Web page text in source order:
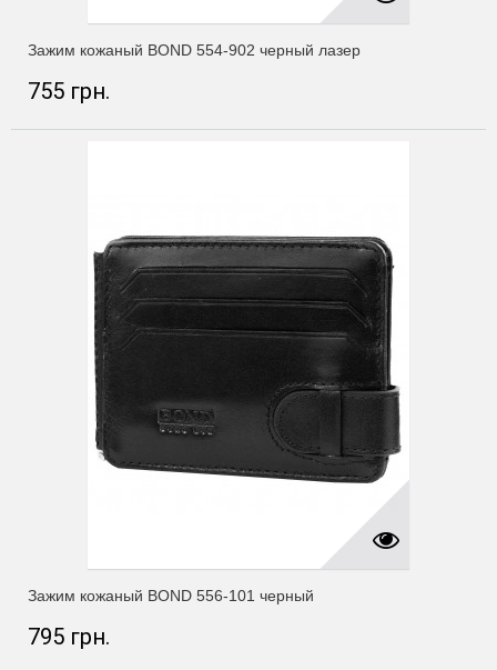
Зажим кожаный BOND 554-902 черный лазер
755 грн.
Зажим кожаный BOND 556-101 черный
795 грн.